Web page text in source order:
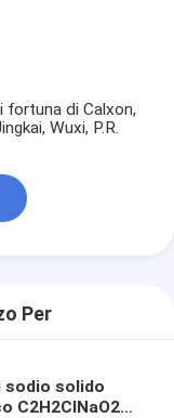
di Calxon,
Wuxi, P.R.
Per
solido
C2H2ClNaO2